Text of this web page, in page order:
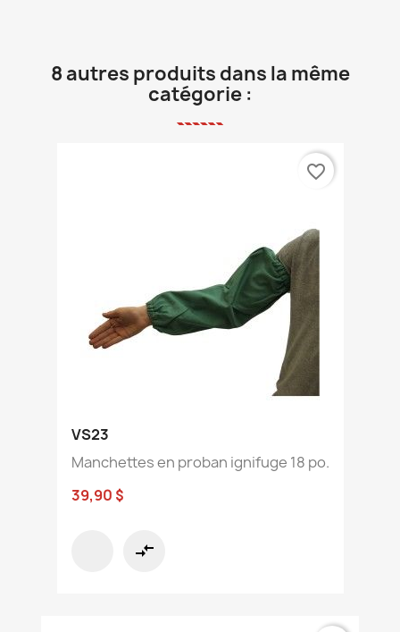
8 autres produits dans la même
catégorie :
VS23
Manchettes en proban ignifuge 18 po.
39,90 $
compare_arrows
favorite_border